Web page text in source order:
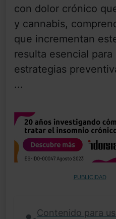
con dolor crónico
y cannabis,
que incrementan
resulta esencial
estrategias
...
PUBLICIDAD
Contenido para